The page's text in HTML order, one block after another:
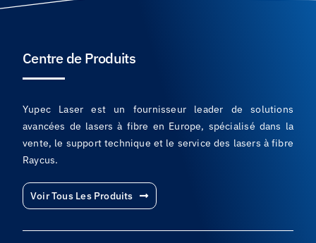
Centre de Produits
Yupec Laser est un fournisseur leader de solutions
avancées de lasers à fibre en Europe, spécialisé dans la
vente, le support technique et le service des lasers à fibre
Raycus.
Voir Tous Les Produits